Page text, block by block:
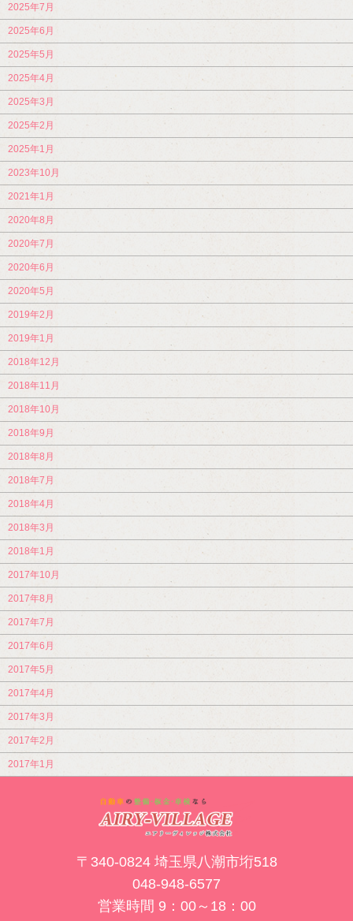
2025年7月
2025年6月
2025年5月
2025年4月
2025年3月
2025年2月
2025年1月
2023年10月
2021年1月
2020年8月
2020年7月
2020年6月
2020年5月
2019年2月
2019年1月
2018年12月
2018年11月
2018年10月
2018年9月
2018年8月
2018年7月
2018年4月
2018年3月
2018年1月
2017年10月
2017年8月
2017年7月
2017年6月
2017年5月
2017年4月
2017年3月
2017年2月
2017年1月
〒340-0824 埼玉県八潮市垳518
048-948-6577
営業時間 9：00～18：00